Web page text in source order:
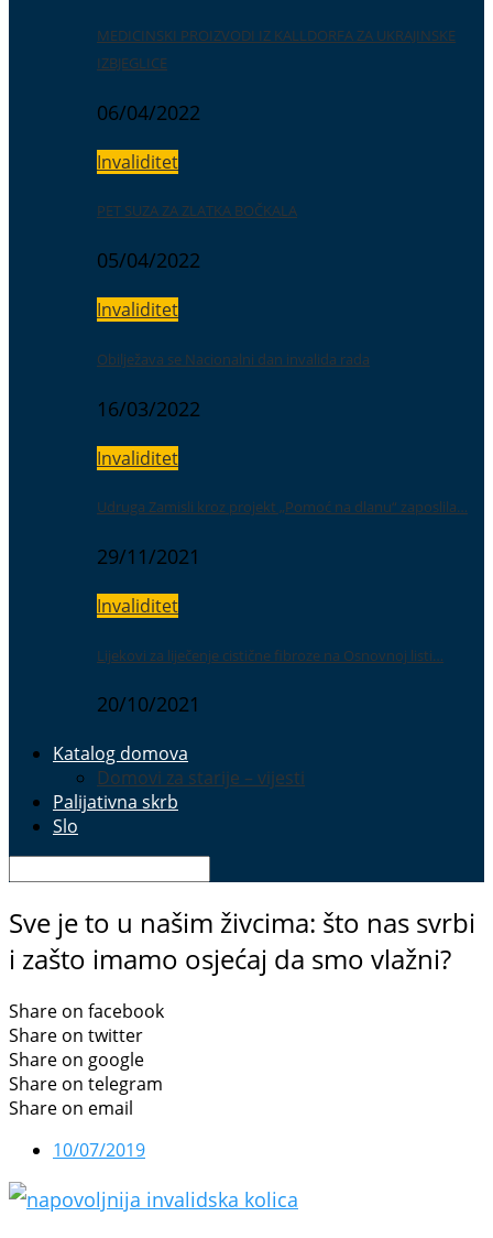
MEDICINSKI PROIZVODI IZ KALLDORFA ZA UKRAJINSKE
IZBJEGLICE
06/04/2022
Invaliditet
PET SUZA ZA ZLATKA BOČKALA
05/04/2022
Invaliditet
Obilježava se Nacionalni dan invalida rada
16/03/2022
Invaliditet
Udruga Zamisli kroz projekt „Pomoć na dlanu“ zaposlila…
29/11/2021
Invaliditet
Lijekovi za liječenje cistične fibroze na Osnovnoj listi…
20/10/2021
Katalog domova
Domovi za starije – vijesti
Palijativna skrb
Slo
Sve je to u našim živcima: što nas svrbi
i zašto imamo osjećaj da smo vlažni?
Share on facebook
Share on twitter
Share on google
Share on telegram
Share on email
10/07/2019